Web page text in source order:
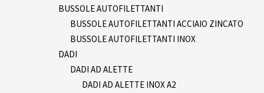
BUSSOLE AUTOFILETTANTI
BUSSOLE AUTOFILETTANTI ACCIAIO ZINCATO
BUSSOLE AUTOFILETTANTI INOX
DADI
DADI AD ALETTE
DADI AD ALETTE INOX A2